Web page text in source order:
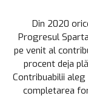
Din 2020
Progresul
pe venit al
procent deja
Contribuabilii
completarea